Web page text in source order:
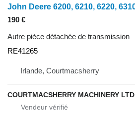
190 €
Autre pièce détachée de transmission
RE41265
Irlande, Courtmacsherry
COURTMACSHERRY MACHINERY LTD